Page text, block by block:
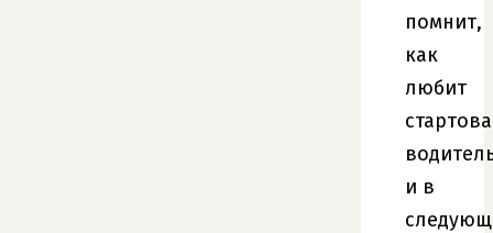
помнит,
как
любит
и в